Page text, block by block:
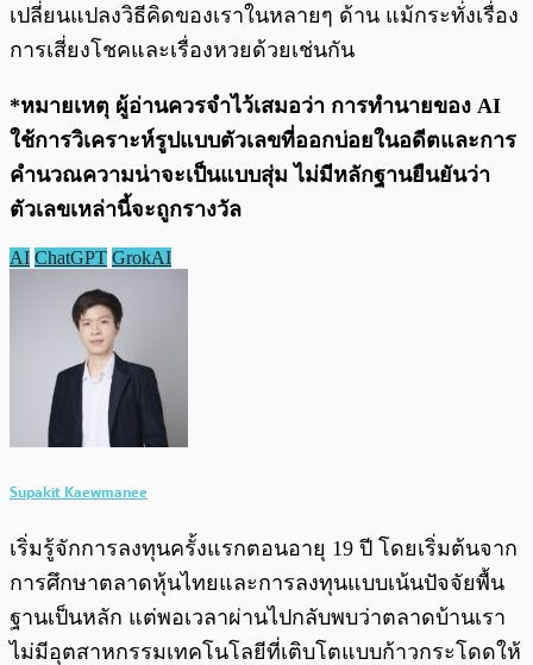
เปลี่ยนแปลงวิธีคิดของเราในหลายๆ ด้าน แม้กระทั่งเรื่อง
การเสี่ยงโชคและเรื่องหวยด้วยเช่นกัน
*หมายเหตุ ผู้อ่านควรจำไว้เสมอว่า การทำนายของ AI
ใช้การวิเคราะห์รูปแบบตัวเลขที่ออกบ่อยในอดีตและการ
คำนวณความน่าจะเป็นแบบสุ่ม ไม่มีหลักฐานยืนยันว่า
ตัวเลขเหล่านี้จะถูกรางวัล
AI ChatGPT GrokAI
Supakit Kaewmanee
เริ่มรู้จักการลงทุนครั้งแรกตอนอายุ 19 ปี โดยเริ่มต้นจาก
การศึกษาตลาดหุ้นไทยและการลงทุนแบบเน้นปัจจัยพื้น
ฐานเป็นหลัก แต่พอเวลาผ่านไปกลับพบว่าตลาดบ้านเรา
ไม่มีอุตสาหกรรมเทคโนโลยีที่เติบโตแบบก้าวกระโดดให้